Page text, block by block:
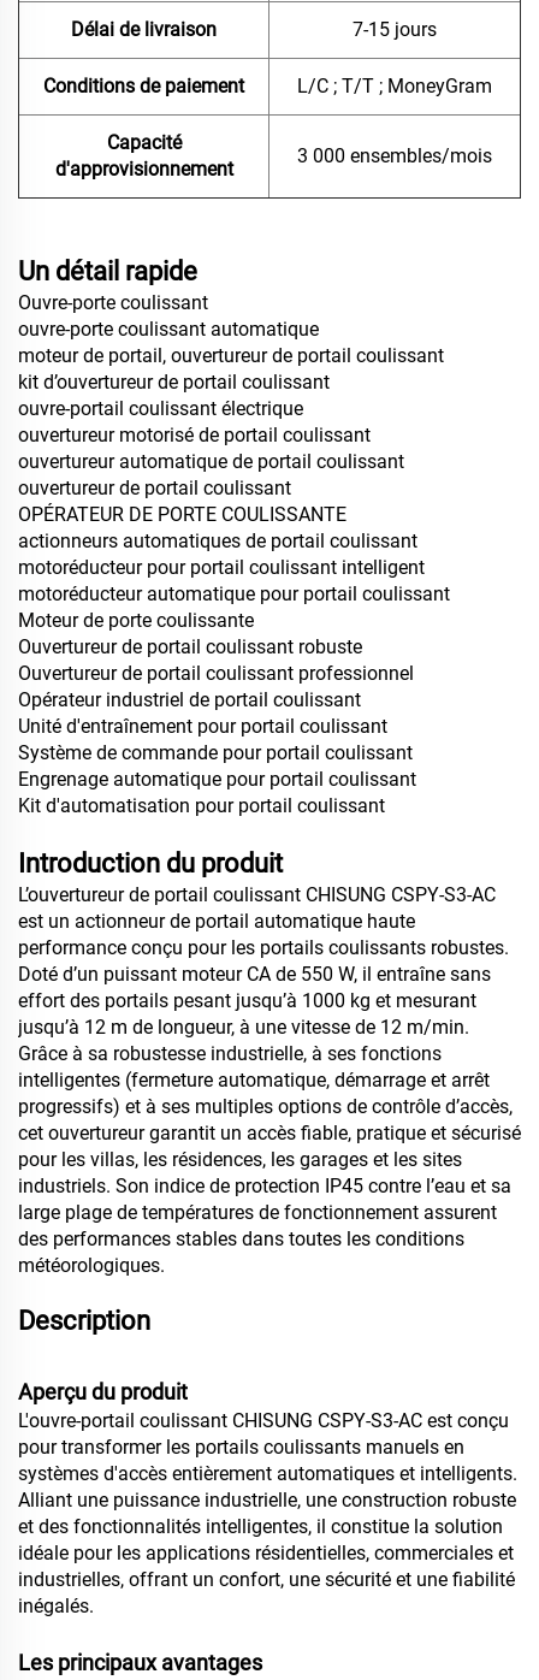
Délai de livraison 7-15 jours
Conditions de paiement L/C ; T/T ; MoneyGram
Capacité
d'approvisionnement
3 000 ensembles/mois
Un détail rapide
Ouvre-porte coulissant
ouvre-porte coulissant automatique
moteur de portail, ouvertureur de portail coulissant
kit d’ouvertureur de portail coulissant
ouvre-portail coulissant électrique
ouvertureur motorisé de portail coulissant
ouvertureur automatique de portail coulissant
ouvertureur de portail coulissant
OPÉRATEUR DE PORTE COULISSANTE
actionneurs automatiques de portail coulissant
motoréducteur pour portail coulissant intelligent
motoréducteur automatique pour portail coulissant
Moteur de porte coulissante
Ouvertureur de portail coulissant robuste
Ouvertureur de portail coulissant professionnel
Opérateur industriel de portail coulissant
Unité d'entraînement pour portail coulissant
Système de commande pour portail coulissant
Engrenage automatique pour portail coulissant
Kit d'automatisation pour portail coulissant
Introduction du produit
L’ouvertureur de portail coulissant CHISUNG CSPY-S3-AC
est un actionneur de portail automatique haute
performance conçu pour les portails coulissants robustes.
Doté d’un puissant moteur CA de 550 W, il entraîne sans
effort des portails pesant jusqu’à 1000 kg et mesurant
jusqu’à 12 m de longueur, à une vitesse de 12 m/min.
Grâce à sa robustesse industrielle, à ses fonctions
intelligentes (fermeture automatique, démarrage et arrêt
progressifs) et à ses multiples options de contrôle d’accès,
cet ouvertureur garantit un accès fiable, pratique et sécurisé
pour les villas, les résidences, les garages et les sites
industriels. Son indice de protection IP45 contre l’eau et sa
large plage de températures de fonctionnement assurent
des performances stables dans toutes les conditions
météorologiques.
Description
Aperçu du produit
L'ouvre-portail coulissant CHISUNG CSPY-S3-AC est conçu
pour transformer les portails coulissants manuels en
systèmes d'accès entièrement automatiques et intelligents.
Alliant une puissance industrielle, une construction robuste
et des fonctionnalités intelligentes, il constitue la solution
idéale pour les applications résidentielles, commerciales et
industrielles, offrant un confort, une sécurité et une fiabilité
inégalés.
Les principaux avantages